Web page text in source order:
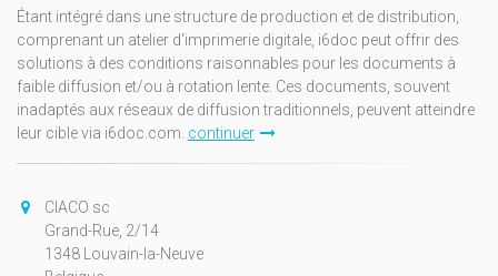
Étant intégré dans une structure de production et de distribution,
comprenant un atelier d'imprimerie digitale, i6doc peut offrir des
solutions à des conditions raisonnables pour les documents à
faible diffusion et/ou à rotation lente. Ces documents, souvent
inadaptés aux réseaux de diffusion traditionnels, peuvent atteindre
leur cible via i6doc.com. continuer
CIACO sc
Grand-Rue, 2/14
1348 Louvain-la-Neuve